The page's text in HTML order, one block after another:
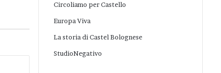
Circoliamo per Castello
Europa Viva
La storia di Castel Bolognese
StudioNegativo